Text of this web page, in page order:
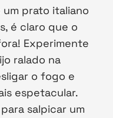
prato italiano
é claro que o
Experimente
ralado na
o fogo e
espetacular.
salpicar um